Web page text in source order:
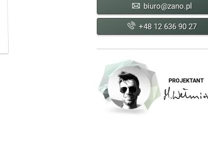
biuro@zano.pl
+48 12 636 90 27
PROJEKTANT